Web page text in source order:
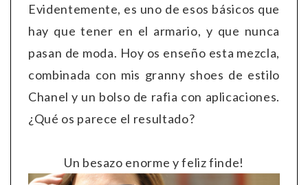
Evidentemente, es uno de esos básicos que
hay que tener en el armario, y que nunca
pasan de moda. Hoy os enseño esta mezcla,
combinada con mis granny shoes de estilo
Chanel y un bolso de rafia con aplicaciones.
¿Qué os parece el resultado?
Un besazo enorme y feliz finde!